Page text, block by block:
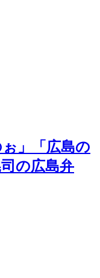
」「広島の
の広島弁